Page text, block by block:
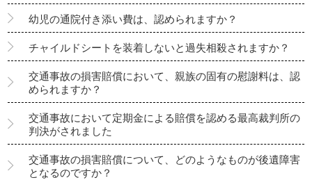
幼児の通院付き添い費は、認められますか？
チャイルドシートを装着しないと過失相殺されますか？
交通事故の損害賠償において、親族の固有の慰謝料は、認
められますか？
交通事故において定期金による賠償を認める最高裁判所の
判決がされました
交通事故の損害賠償について、どのようなものが後遺障害
となるのですか？